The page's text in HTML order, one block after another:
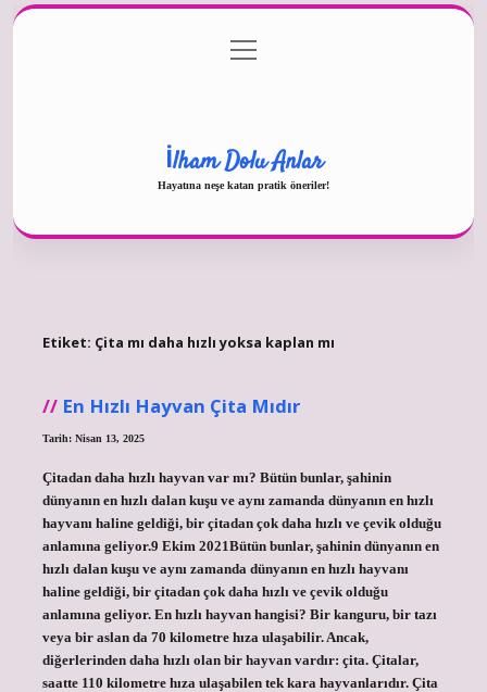
Gizlilik Politikası
menüyü
aç
İlham Dolu Anlar
Hayatına neşe katan pratik öneriler!
Etiket: Çita mı daha hızlı yoksa kaplan mı
En Hızlı Hayvan Çita Mıdır
Tarih: Nisan 13, 2025
Çitadan daha hızlı hayvan var mı? Bütün bunlar, şahinin
dünyanın en hızlı dalan kuşu ve aynı zamanda dünyanın en hızlı
hayvanı haline geldiği, bir çitadan çok daha hızlı ve çevik olduğu
anlamına geliyor.9 Ekim 2021Bütün bunlar, şahinin dünyanın en
hızlı dalan kuşu ve aynı zamanda dünyanın en hızlı hayvanı
haline geldiği, bir çitadan çok daha hızlı ve çevik olduğu
anlamına geliyor. En hızlı hayvan hangisi? Bir kanguru, bir tazı
veya bir aslan da 70 kilometre hıza ulaşabilir. Ancak,
diğerlerinden daha hızlı olan bir hayvan vardır: çita. Çitalar,
saatte 110 kilometre hıza ulaşabilen tek kara hayvanlarıdır. Çita